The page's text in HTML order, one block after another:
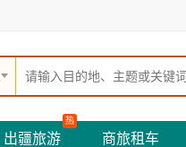
出疆旅游
热
商旅租车